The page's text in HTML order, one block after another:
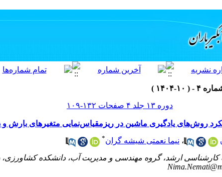
دوره ۱۳ جلد ۴ صفحات ۱۳۲-۱۰۹
روش‌های یادگیری ماشین در ریزمقیاس‌نمایی متغیرهای
، نیما نعمتی شیشه گران*
کارشناسی ارشد، گروه مهندسی و مدیریت آب، دانشکده کشاورزی،